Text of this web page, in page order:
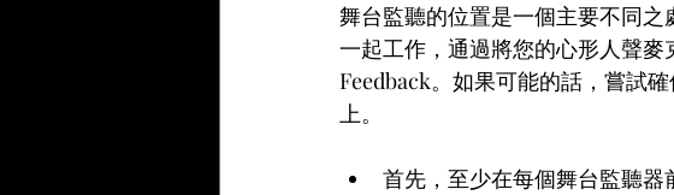
舞台監聽的位置是一個主要不同
一起工作，通過將您的心形人聲
Feedback。如果可能的話，嘗試
上。
首先，至少在每個舞台監聽器